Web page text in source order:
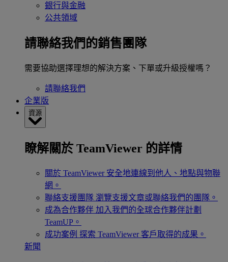
銀行與金融
公共領域
請聯絡我們的銷售團隊
需要協助選擇理想的解決方案、下單或升級授權嗎？
請聯絡我們
企業版
資源
瞭解關於 TeamViewer 的詳情
關於 TeamViewer 安全地連線到他人、地點與物聯
網。
聯絡支援團隊 瀏覽支援文章或聯絡我們的團隊。
成為合作夥伴 加入我們的全球合作夥伴計劃
TeamUP。
成功案例 探索 TeamViewer 客戶取得的成果。
新聞